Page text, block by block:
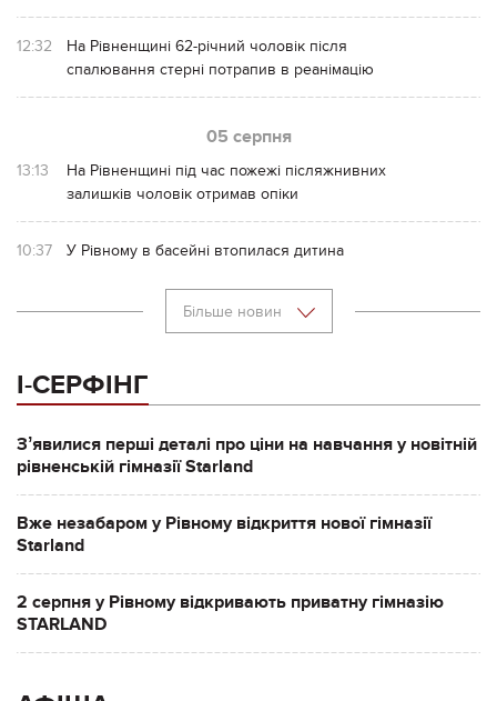
12:32
На Рівненщині 62-річний чоловік після
спалювання стерні потрапив в реанімацію
05 серпня
13:13
На Рівненщині під час пожежі післяжнивних
залишків чоловік отримав опіки
10:37 У Рівному в басейні втопилася дитина
Більше новин
І-СЕРФІНГ
Зʼявилися перші деталі про ціни на навчання у новітній
рівненській гімназії Starland
Вже незабаром у Рівному відкриття нової гімназії
Starland
2 серпня у Рівному відкривають приватну гімназію
STARLAND